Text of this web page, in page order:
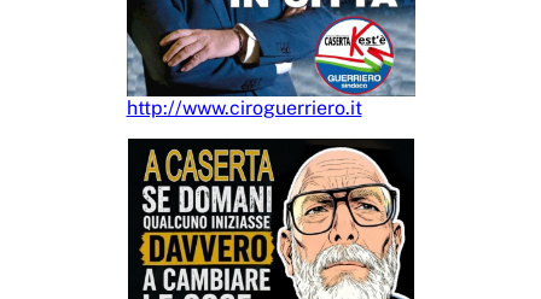
http://www.ciroguerriero.it